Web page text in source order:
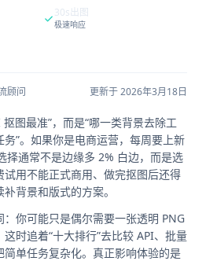
30s出图
极速响应
顾问 更新于 2026年3月18日
图最准”，而是“哪一类背景去除工
”。如果你是电商运营，每周要上新
择通常不是边缘多 2% 白边，而是选
用不能正式商用、做完抠图后还得
背景和版式的方案。
你可能只是偶尔需要一张透明 PNG
时追着“十大排行”去比较 API、批量
单任务复杂化。真正影响体验的是